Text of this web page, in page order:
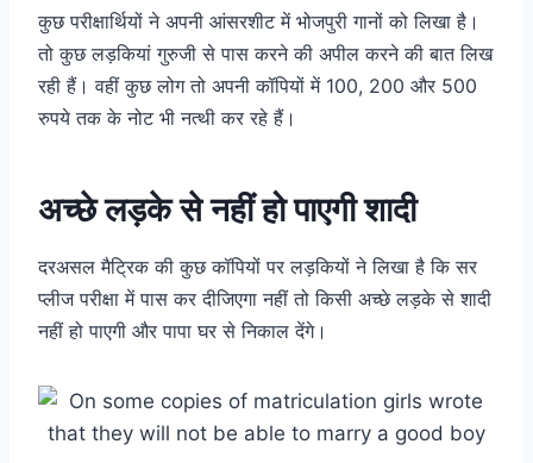
कुछ परीक्षार्थियों ने अपनी आंसरशीट में भोजपुरी गानों को लिखा है।
तो कुछ लड़कियां गुरुजी से पास करने की अपील करने की बात लिख
रही हैं। वहीं कुछ लोग तो अपनी कॉपियों में 100, 200 और 500
रुपये तक के नोट भी नत्थी कर रहे हैं।
अच्छे लड़के से नहीं हो पाएगी शादी
दरअसल मैट्रिक की कुछ कॉपियों पर लड़कियों ने लिखा है कि सर
प्लीज परीक्षा में पास कर दीजिएगा नहीं तो किसी अच्छे लड़के से शादी
नहीं हो पाएगी और पापा घर से निकाल देंगे।